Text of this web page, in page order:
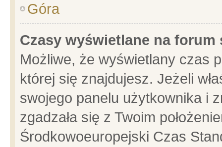
Góra
Czasy wyświetlane na forum
Możliwe, że wyświetlany czas
której się znajdujesz. Jeżeli
swojego panelu użytkownika i
zgadzała się z Twoim
Środkowoeuropejski Czas